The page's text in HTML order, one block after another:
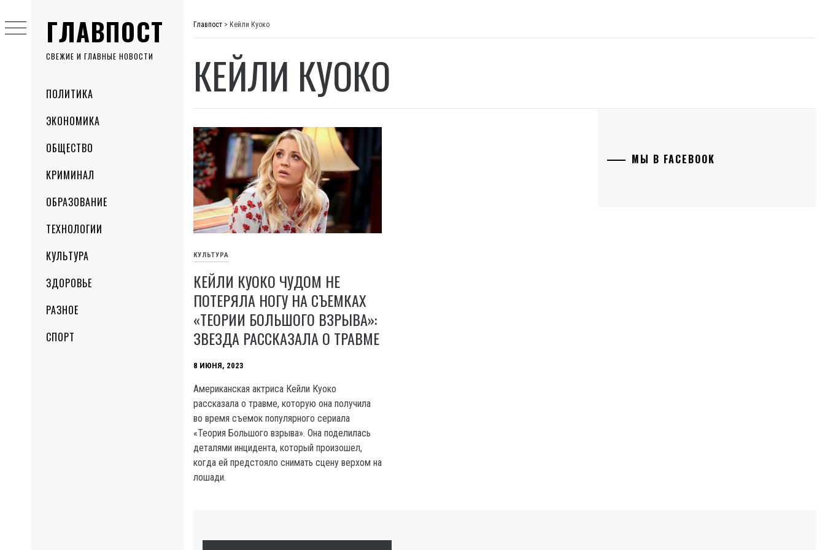
ГЛАВПОСТ
СВЕЖИЕ И ГЛАВНЫЕ НОВОСТИ
MenuПОЛИТИКА
ЭКОНОМИКА
ОБЩЕСТВО
КРИМИНАЛ
ОБРАЗОВАНИЕ
ТЕХНОЛОГИИ
КУЛЬТУРА
ЗДОРОВЬЕ
РАЗНОЕ
СПОРТ
to
content
Главпост > Кейли Куоко
КЕЙЛИ КУОКО
КУЛЬТУРА
КЕЙЛИ КУОКО ЧУДОМ НЕ
ПОТЕРЯЛА НОГУ НА СЪЕМКАХ
«ТЕОРИИ БОЛЬШОГО ВЗРЫВА»:
ЗВЕЗДА РАССКАЗАЛА О ТРАВМЕ
8 ИЮНЯ, 2023
Американская актриса Кейли Куоко
рассказала о травме, которую она получила
во время съемок популярного сериала
«Теория Большого взрыва». Она поделилась
деталями инцидента, который произошел,
когда ей предстояло снимать сцену верхом на
лошади.
МЫ В FACEBOOK